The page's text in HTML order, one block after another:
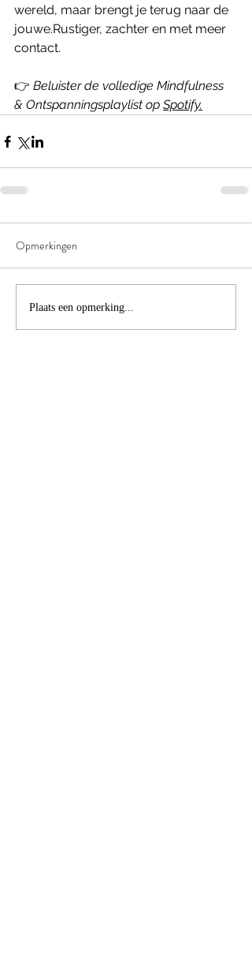
wereld, maar brengt je terug naar de
jouwe.Rustiger, zachter en met meer
contact.
👉 Beluister de volledige Mindfulness
& Ontspanningsplaylist op Spotify.
Opmerkingen
Plaats een opmerking...